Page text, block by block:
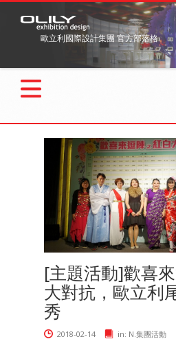
歐立利國際設計集團 官方部落格
[主題活動]歡喜
大對抗，歐立利
秀
2018-02-14 in: N.集團活動